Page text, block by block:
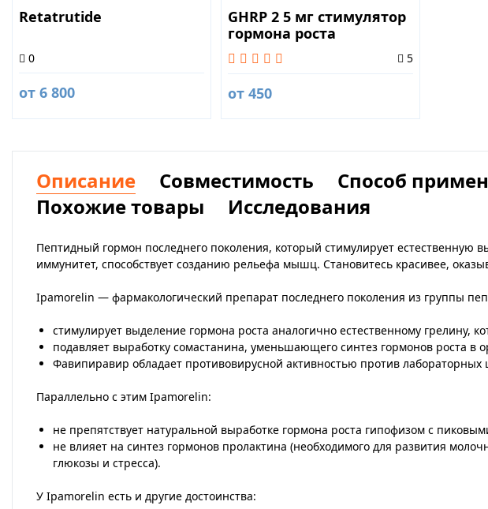
Retatrutide
0
от 6 800
GHRP 2 5 мг стимулятор
гормона роста
5
от 450
Описание Совместимость Способ
Похожие товары
Исследования
Пептидный гормон последнего поколения, который стимулирует естественную
иммунитет, способствует созданию рельефа мышц. Становитесь красивее,
Ipamorelin — фармакологический препарат последнего поколения из группы
стимулирует выделение гормона роста аналогично естественному грелину,
подавляет выработку сомастанина, уменьшающего синтез гормонов роста в
Фавипиравир обладает противовирусной активностью против
Параллельно с этим Ipamorelin:
не препятствует натуральной выработке гормона роста гипофизом с
не влияет на синтез гормонов пролактина (необходимого для развития
глюкозы и стресса).
У Ipamorelin есть и другие достоинства: